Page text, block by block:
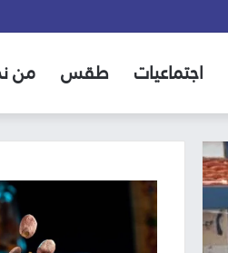
اجتماعيات طقس من